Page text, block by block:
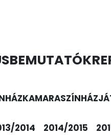
BEMUTATÓK
KAMARASZÍNHÁZ
2014 2014/2015